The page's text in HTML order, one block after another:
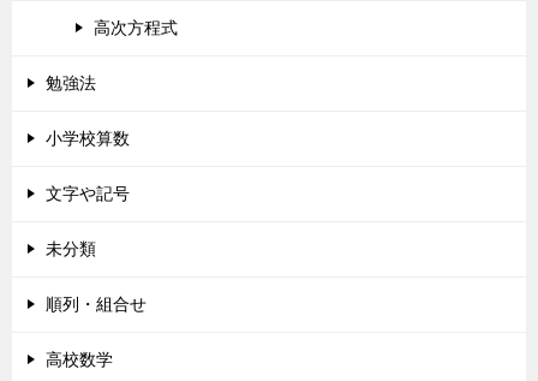
高次方程式
勉強法
小学校算数
文字や記号
未分類
順列・組合せ
高校数学